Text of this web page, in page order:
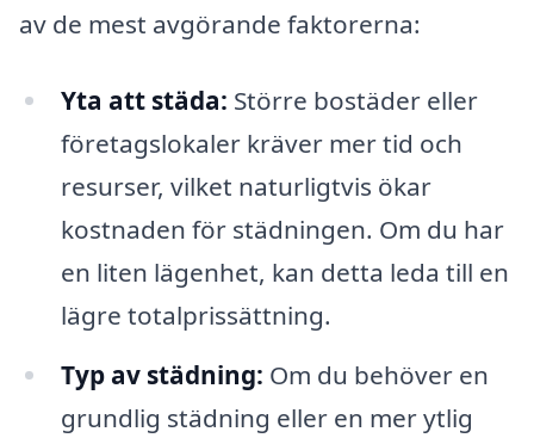
av de mest avgörande faktorerna:
Yta att städa: Större bostäder eller
företagslokaler kräver mer tid och
resurser, vilket naturligtvis ökar
kostnaden för städningen. Om du har
en liten lägenhet, kan detta leda till en
lägre totalprissättning.
Typ av städning: Om du behöver en
grundlig städning eller en mer ytlig